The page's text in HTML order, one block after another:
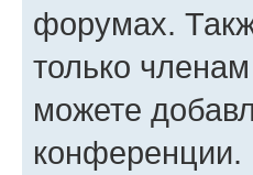
форумах.
только
можете
конференции.